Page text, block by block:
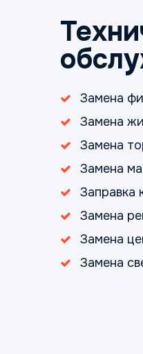
Замена
Замена
Замена
Замена
Заправка
Замена
Замена
Замена